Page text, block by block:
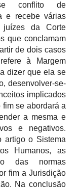
conflito de
e recebe várias
juízes da Corte
que conclamam
de dois casos
à Margem
dizer que ela se
desenvolver-se-
implicados
se abordará a
a mesma e
e negativos.
artigo o Sistema
Humanos, as
das normas
fim a Jurisdição
Na conclusão